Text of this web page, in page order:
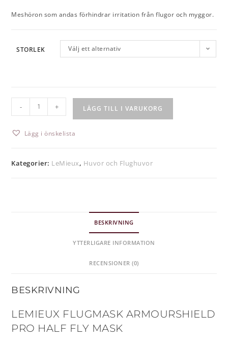
Meshöron som andas förhindrar irritation från flugor och myggor.
STORLEK Välj ett alternativ
- + LÄGG TILL I VARUKORG
Lägg i önskelista
Kategorier: LeMieux, Huvor och Flughuvor
BESKRIVNING
YTTERLIGARE INFORMATION
RECENSIONER (0)
BESKRIVNING
LEMIEUX FLUGMASK ARMOURSHIELD
PRO HALF FLY MASK